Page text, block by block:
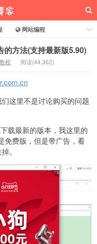
网站编程
方法(支持最新版5.90)
程 阅读(44,362)
这里不是讨论购买的问题
载最新的版本，我这里的
免费版，但是带广告，看
。